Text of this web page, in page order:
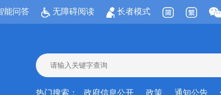
能问答 无障碍阅读 长者模式
热门搜索： 政府信息公开 政策 通知公告